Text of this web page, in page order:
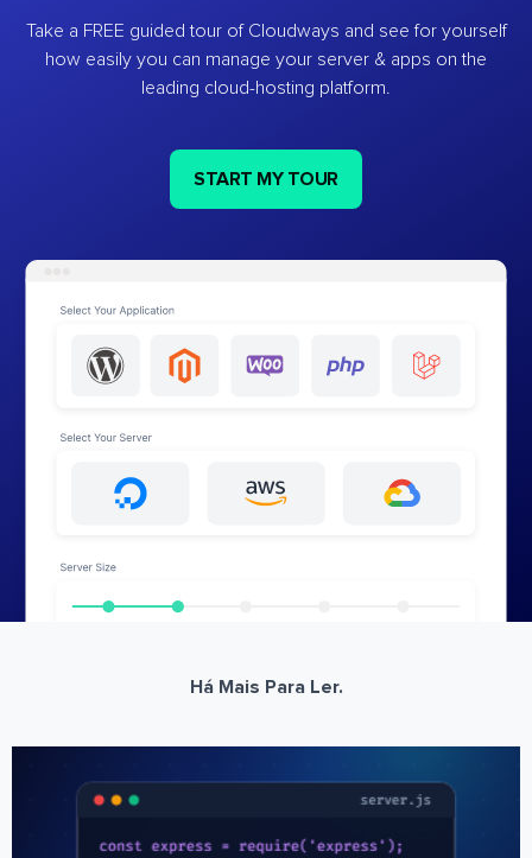
Take a FREE guided tour of Cloudways and see for yourself
how easily you can manage your server & apps on the
leading cloud-hosting platform.
START MY TOUR
Há Mais Para Ler.